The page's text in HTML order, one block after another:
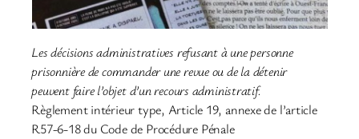
Les décisions administratives refusant à une personne
prisonnière de commander une revue ou de la détenir
peuvent faire l’objet d’un recours administratif.
Règlement intérieur type, Article 19, annexe de l’article
R57-6-18 du Code de Procédure Pénale